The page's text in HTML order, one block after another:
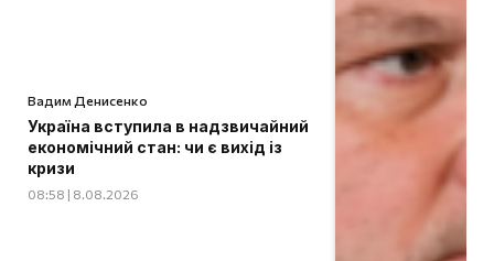
Вадим Денисенко
Україна вступила в надзвичайний
економічний стан: чи є вихід із
кризи
08:58 | 8.08.2026